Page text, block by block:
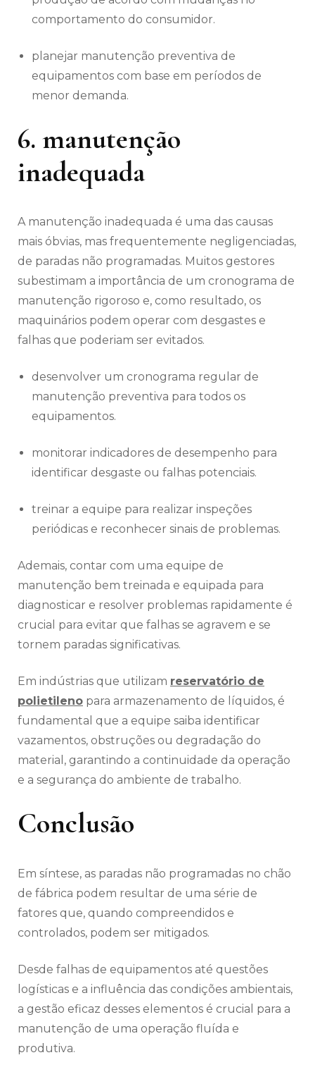
comportamento do consumidor.
planejar manutenção preventiva de
equipamentos com base em períodos de
menor demanda.
6. manutenção
inadequada
A manutenção inadequada é uma das causas
mais óbvias, mas frequentemente negligenciadas,
de paradas não programadas. Muitos gestores
subestimam a importância de um cronograma de
manutenção rigoroso e, como resultado, os
maquinários podem operar com desgastes e
falhas que poderiam ser evitados.
desenvolver um cronograma regular de
manutenção preventiva para todos os
equipamentos.
monitorar indicadores de desempenho para
identificar desgaste ou falhas potenciais.
treinar a equipe para realizar inspeções
periódicas e reconhecer sinais de problemas.
Ademais, contar com uma equipe de
manutenção bem treinada e equipada para
diagnosticar e resolver problemas rapidamente é
crucial para evitar que falhas se agravem e se
tornem paradas significativas.
Em indústrias que utilizam reservatório de
polietileno para armazenamento de líquidos, é
fundamental que a equipe saiba identificar
vazamentos, obstruções ou degradação do
material, garantindo a continuidade da operação
e a segurança do ambiente de trabalho.
Conclusão
Em síntese, as paradas não programadas no chão
de fábrica podem resultar de uma série de
fatores que, quando compreendidos e
controlados, podem ser mitigados.
Desde falhas de equipamentos até questões
logísticas e a influência das condições ambientais,
a gestão eficaz desses elementos é crucial para a
manutenção de uma operação fluída e
produtiva.